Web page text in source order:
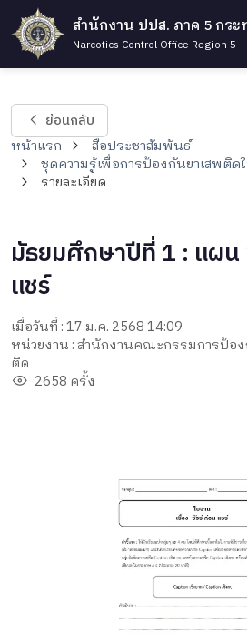
สำนักงาน ปปส. ภาค 5 กระ
Narcotics Control Office Region 5
ย้อนกลับ
หน้าแรก
สื่อประชาสัมพันธ์
ชุดความรู้เพื่อการป้องกันยาเสพติด
รายละเอียด
มัธยมศึกษาปีที่ 1 : แผน
แชร์
เมื่อวันที่ : 17 ม.ค. 2568 14:09
หน่วยงาน : สำนักงานคณะกรรมการป้อ
ติด
2658 ครั้ง